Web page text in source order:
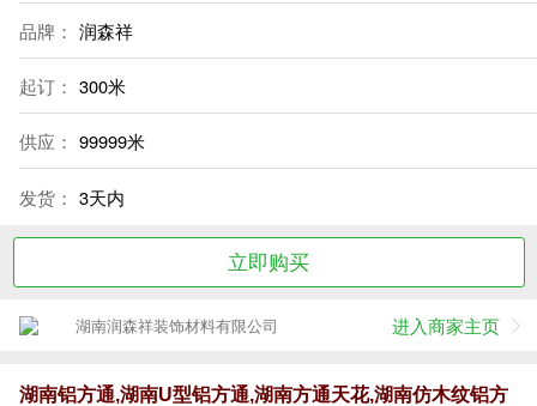
品牌： 润森祥
起订： 300米
供应： 99999米
发货： 3天内
立即购买
湖南润森祥装饰材料有限公司 进入商家主页
湖南铝方通,湖南U型铝方通,湖南方通天花,湖南仿木纹铝方